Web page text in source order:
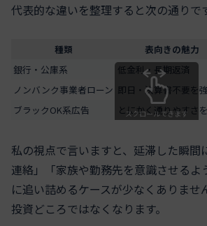
代表的な違いを整理すると次の通りで
種類 表向きの魅力
銀行・公庫系
低金利・長期返済
ノンバンク事業者ローン 即日・決算書不要を
ブラックOK系広告
とにかく通りやすさ
スクロールできます
私の視点で言いますと、延滞した瞬間
連絡」「家族や勤務先を意識させるよ
に追い詰めるケースが少なくありませ
投資どころではなくなります。